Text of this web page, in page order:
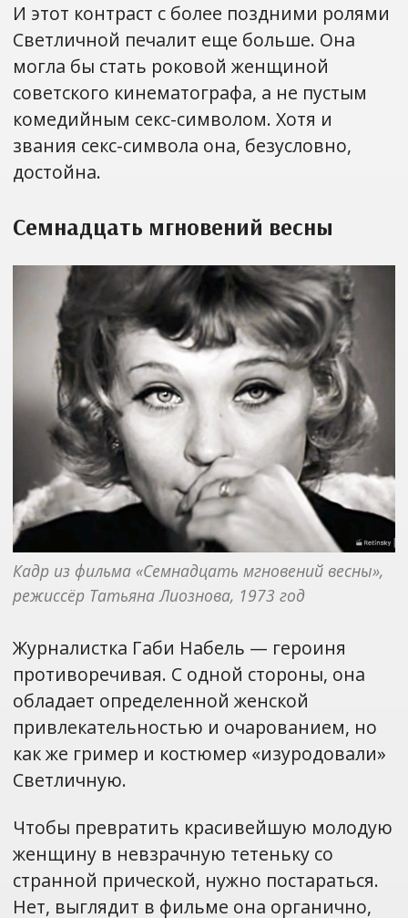
И этот контраст с более поздними ролями
Светличной печалит еще больше. Она
могла бы стать роковой женщиной
советского кинематографа, а не пустым
комедийным секс-символом. Хотя и
звания секс-символа она, безусловно,
достойна.
Семнадцать мгновений весны
Кадр из фильма «Семнадцать мгновений весны»,
режиссёр Татьяна Лиознова, 1973 год
Журналистка Габи Набель — героиня
противоречивая. С одной стороны, она
обладает определенной женской
привлекательностью и очарованием, но
как же гример и костюмер «изуродовали»
Светличную.
Чтобы превратить красивейшую молодую
женщину в невзрачную тетеньку со
странной прической, нужно постараться.
Нет, выглядит в фильме она органично,